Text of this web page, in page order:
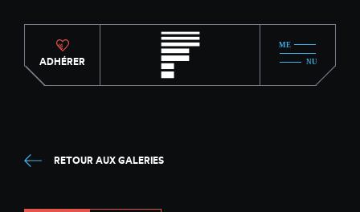
ADHÉRER
RETOUR AUX GALERIES